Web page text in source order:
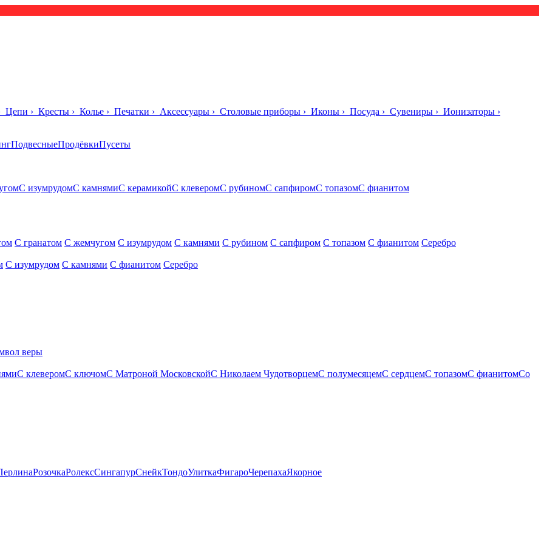
Цепи › Кресты › Колье › Печатки › Аксессуары › Столовые приборы › Иконы › Посуда › Сувениры › Ионизаторы ›
ПодвесныеПродёвкиПусеты
С изумрудомС камнямиС керамикойС клеверомС рубиномС сапфиромС топазомС фианитом
С гранатом С жемчугом С изумрудом С камнями С рубином С сапфиром С топазом С фианитом Серебро
С изумрудом С камнями С фианитом Серебро
веры
С клеверомС ключомС Матроной МосковскойС Николаем ЧудотворцемС полумесяцемС сердцемС топазомС фианитомСо
РозочкаРолексСингапурСнейкТондоУлиткаФигароЧерепахаЯкорное